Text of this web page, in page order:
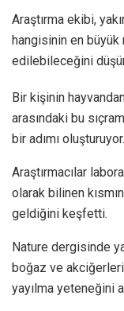
Araştırma ekibi,
hangisinin en
edilebileceğini
Bir kişinin
arasındaki bu
bir adımı oluşturuyor.
Araştırmacılar
olarak bilinen
geldiğini keşfetti.
Nature dergisinde
boğaz ve
yayılma yeteneğini